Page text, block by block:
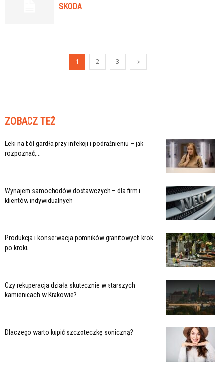
SKODA
1 2 3
ZOBACZ TEŻ
Leki na ból gardła przy infekcji i podrażnieniu – jak
rozpoznać,...
Wynajem samochodów dostawczych – dla firm i
klientów indywidualnych
Produkcja i konserwacja pomników granitowych krok
po kroku
Czy rekuperacja działa skutecznie w starszych
kamienicach w Krakowie?
Dlaczego warto kupić szczoteczkę soniczną?